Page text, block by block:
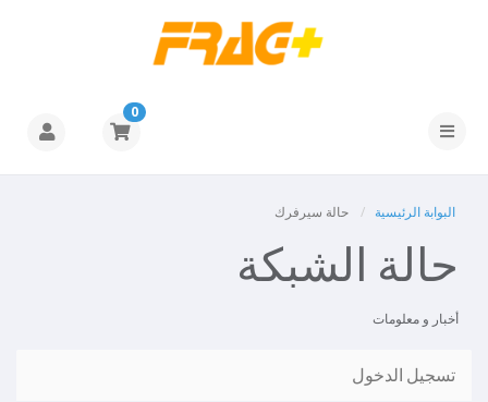
0
البوابة الرئيسية حالة سيرفرك
حالة الشبكة
أخبار و معلومات
تسجيل الدخول